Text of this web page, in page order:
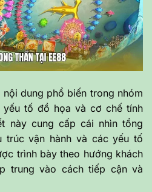
nội dung phổ biến trong nhóm
yếu tố đồ họa và cơ chế tính
này cung cấp cái nhìn tổng
trúc vận hành và các yếu tố
trình bày theo hướng khách
trung vào cách tiếp cận và